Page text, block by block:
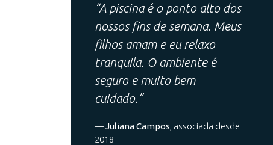
“A piscina é o ponto alto dos
nossos fins de semana. Meus
filhos amam e eu relaxo
tranquila. O ambiente é
seguro e muito bem
cuidado.”
—Juliana Campos , associada desde
2018